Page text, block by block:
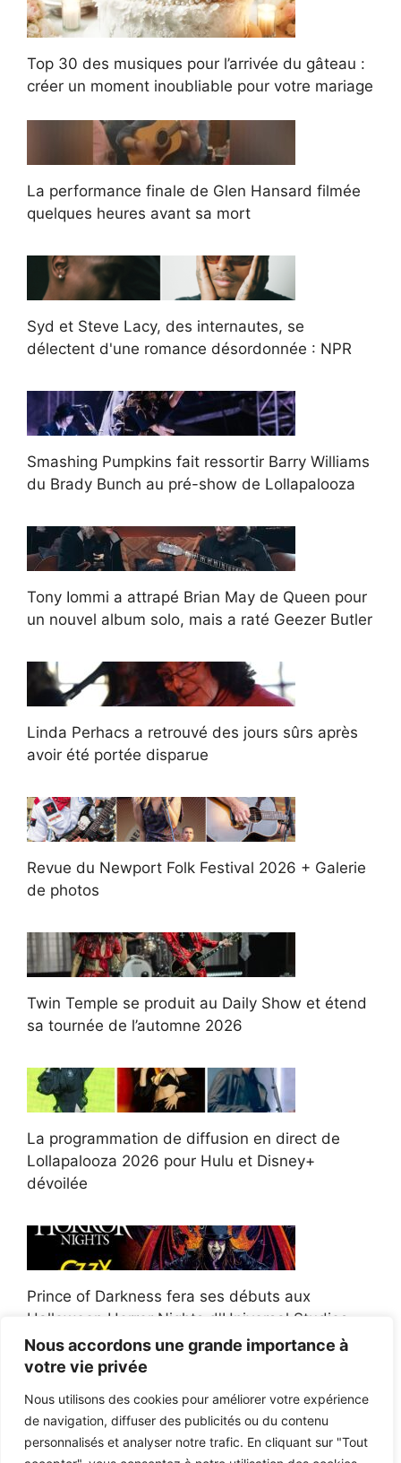
Nous accordons une grande importance à
votre vie privée
Nous utilisons des cookies pour améliorer votre expérience
de navigation, diffuser des publicités ou du contenu
personnalisés et analyser notre trafic. En cliquant sur "Tout
Top 30 des musiques pour l’arrivée du gâteau :
créer un moment inoubliable pour votre mariage
La performance finale de Glen Hansard filmée
quelques heures avant sa mort
Syd et Steve Lacy, des internautes, se
délectent d'une romance désordonnée : NPR
Smashing Pumpkins fait ressortir Barry Williams
du Brady Bunch au pré-show de Lollapalooza
Tony Iommi a attrapé Brian May de Queen pour
un nouvel album solo, mais a raté Geezer Butler
Linda Perhacs a retrouvé des jours sûrs après
avoir été portée disparue
Revue du Newport Folk Festival 2026 + Galerie
de photos
Twin Temple se produit au Daily Show et étend
sa tournée de l’automne 2026
La programmation de diffusion en direct de
Lollapalooza 2026 pour Hulu et Disney+
dévoilée
Prince of Darkness fera ses débuts aux
Halloween Horror Nights d'Universal Studios
Afroman poursuit un policier de l'Ohio après la
victoire du jury en diffamation